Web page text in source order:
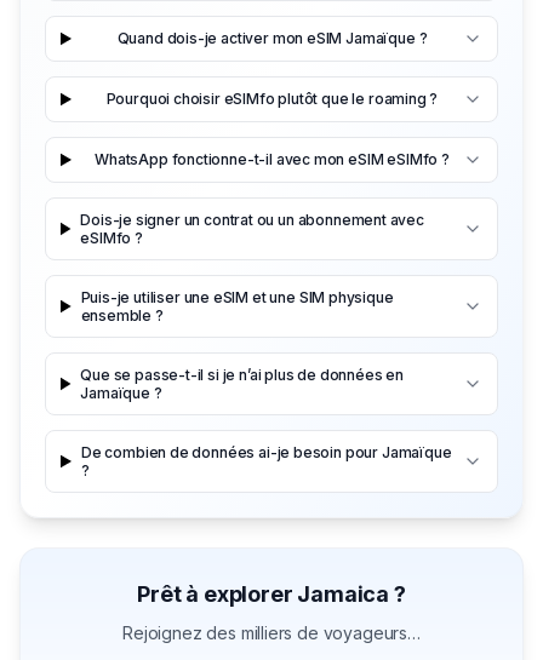
Quand dois-je activer mon eSIM Jamaïque ?
Pourquoi choisir eSIMfo plutôt que le roaming ?
WhatsApp fonctionne-t-il avec mon eSIM eSIMfo ?
Dois-je signer un contrat ou un abonnement avec
eSIMfo ?
Puis-je utiliser une eSIM et une SIM physique
ensemble ?
Que se passe-t-il si je n’ai plus de données en
Jamaïque ?
De combien de données ai-je besoin pour Jamaïque
?
Prêt à explorer Jamaica ?
Rejoignez des milliers de voyageurs…